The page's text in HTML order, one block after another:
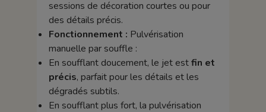
sessions de décoration courtes ou pour
des détails précis.
Fonctionnement : Pulvérisation
manuelle par souffle :
En soufflant doucement, le jet estfin et
précis, parfait pour les détails et les
dégradés subtils.
En soufflant plus fort, la pulvérisation